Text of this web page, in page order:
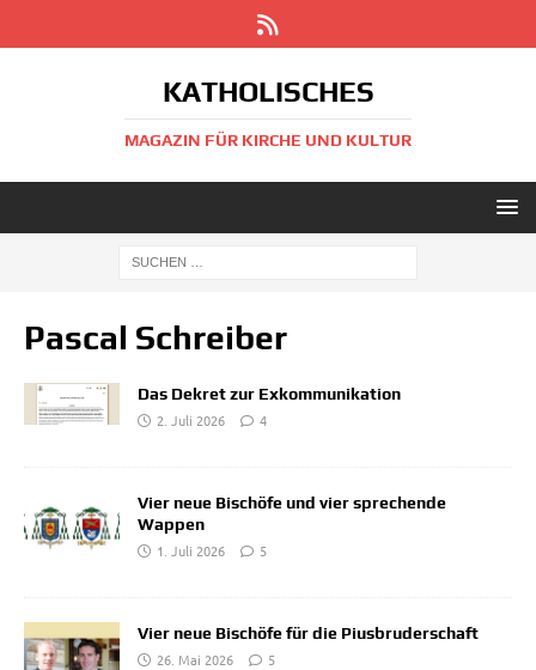
KATHOLISCHES
MAGAZIN FÜR KIRCHE UND KULTUR
Pascal Schreiber
Das Dekret zur Exkommunikation
2. Juli 2026
4
Vier neue Bischöfe und vier sprechende
Wappen
1. Juli 2026
5
Vier neue Bischöfe für die Piusbruderschaft
26. Mai 2026
5